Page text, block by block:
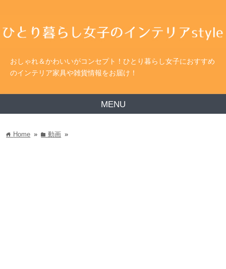
おしゃれ＆かわいいがコンセプト！ひとり暮らし女子におすすめ
のインテリア家具や雑貨情報をお届け！
MENU
home Home » folder動画 »